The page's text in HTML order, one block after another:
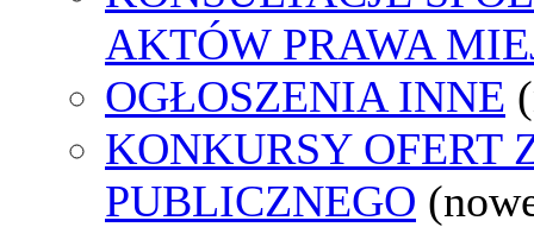
AKTÓW PRAWA
OGŁOSZENIA INNE
KONKURSY OFERT
PUBLICZNEGO